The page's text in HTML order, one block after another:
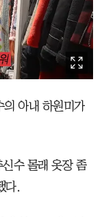
의 아내 하원미가
수 몰래 옷장 좀
다.